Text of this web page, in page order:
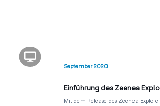
September 2020
Einführung des Zeenea
Mit dem Release des Zeenea
